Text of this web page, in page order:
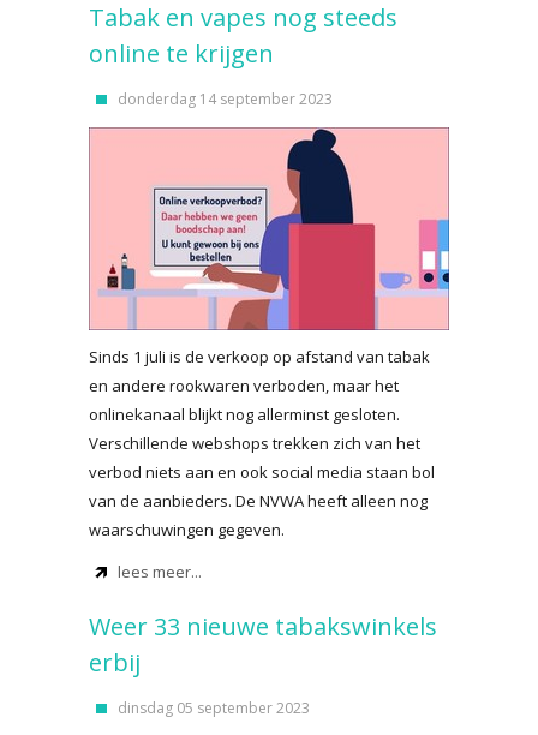
Tabak en vapes nog steeds
online te krijgen
donderdag 14 september 2023
Sinds 1 juli is de verkoop op afstand van tabak
en andere rookwaren verboden, maar het
onlinekanaal blijkt nog allerminst gesloten.
Verschillende webshops trekken zich van het
verbod niets aan en ook social media staan bol
van de aanbieders. De NVWA heeft alleen nog
waarschuwingen gegeven.
lees meer...
Weer 33 nieuwe tabakswinkels
erbij
dinsdag 05 september 2023